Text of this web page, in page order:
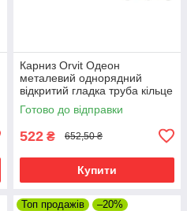
Карниз Orvit Одеон
металевий однорядний
відкритий гладка труба кільце
металеве Мідь 16 мм 120 см
(00-00019391)
Готово до відправки
522 ₴ 652,50 ₴
Купити
Топ продажів –20%